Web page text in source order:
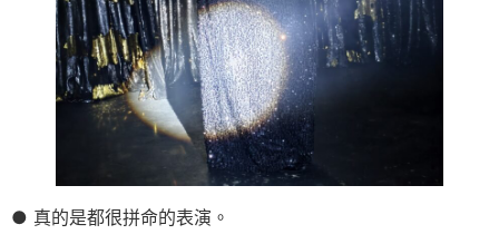
● 真的是都很拼命的表演。